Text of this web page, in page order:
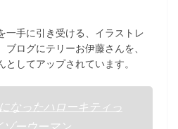
一手に引き受ける、イラストレ
ログにテリーお伊藤さんを、
してアップされています。
なったハローキティっ